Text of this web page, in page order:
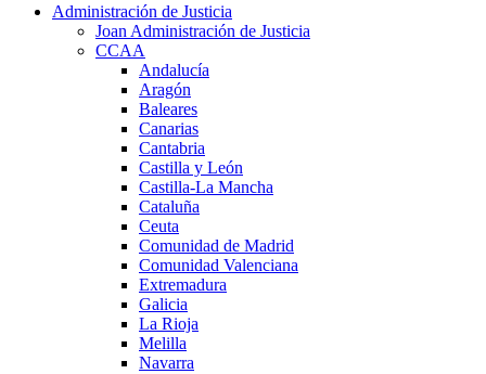
Administración de Justicia
Joan Administración de Justicia
CCAA
Andalucía
Aragón
Baleares
Canarias
Cantabria
Castilla y León
Castilla-La Mancha
Cataluña
Ceuta
Comunidad de Madrid
Comunidad Valenciana
Extremadura
Galicia
La Rioja
Melilla
Navarra